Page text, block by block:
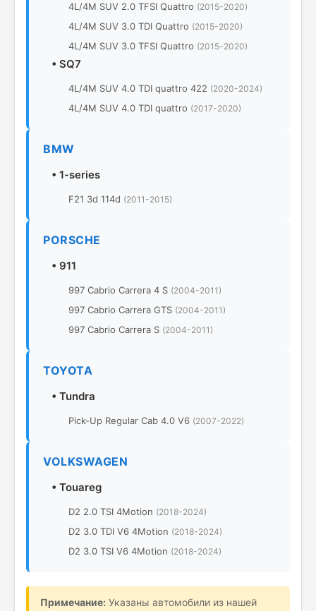
4L/4M SUV 2.0 TFSI Quattro (2015-2020)
4L/4M SUV 3.0 TDI Quattro (2015-2020)
4L/4M SUV 3.0 TFSI Quattro (2015-2020)
• SQ7
4L/4M SUV 4.0 TDI quattro 422 (2020-2024)
4L/4M SUV 4.0 TDI quattro (2017-2020)
BMW
• 1-series
F21 3d 114d (2011-2015)
PORSCHE
• 911
997 Cabrio Carrera 4 S (2004-2011)
997 Cabrio Carrera GTS (2004-2011)
997 Cabrio Carrera S (2004-2011)
TOYOTA
• Tundra
Pick-Up Regular Cab 4.0 V6 (2007-2022)
VOLKSWAGEN
• Touareg
D2 2.0 TSI 4Motion (2018-2024)
D2 3.0 TDI V6 4Motion (2018-2024)
D2 3.0 TSI V6 4Motion (2018-2024)
Примечание: Указаны автомобили из нашей